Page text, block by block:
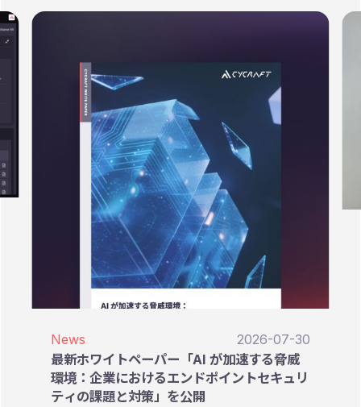
News
2026-07-30
最新ホワイトペーパー「AI が加速する脅威
環境：企業におけるエンドポイントセキュリ
ティの課題と対策」を公開